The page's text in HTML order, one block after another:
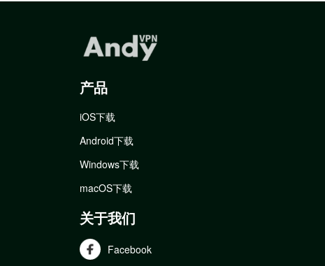
产品
iOS下载
Android下载
Windows下载
macOS下载
关于我们
Facebook